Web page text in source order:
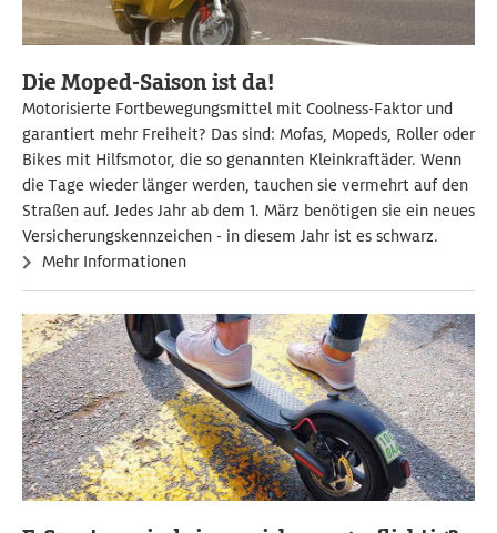
Die Moped-Saison ist da!
Motorisierte Fortbewegungsmittel mit Coolness-Faktor und
garantiert mehr Freiheit? Das sind: Mofas, Mopeds, Roller oder
Bikes mit Hilfsmotor, die so genannten Kleinkraftäder. Wenn
die Tage wieder länger werden, tauchen sie vermehrt auf den
Straßen auf. Jedes Jahr ab dem 1. März benötigen sie ein neues
Versicherungskennzeichen - in diesem Jahr ist es schwarz.
Mehr Informationen